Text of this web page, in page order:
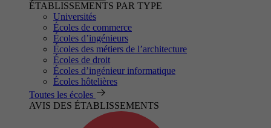
ÉTABLISSEMENTS PAR TYPE
Universités
Écoles de commerce
Écoles d’ingénieurs
Écoles des métiers de l’architecture
Écoles de droit
Écoles d’ingénieur informatique
Écoles hôtelières
Toutes les écoles
AVIS DES ÉTABLISSEMENTS